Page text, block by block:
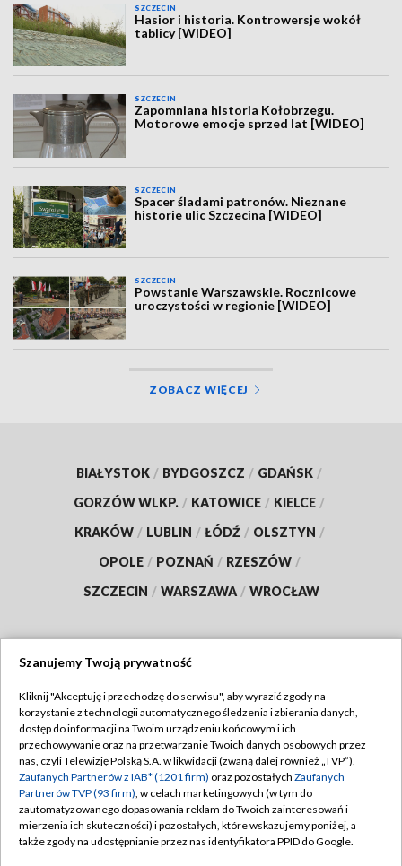
SZCZECIN
Hasior i historia. Kontrowersje wokół
tablicy [WIDEO]
SZCZECIN
Zapomniana historia Kołobrzegu.
Motorowe emocje sprzed lat [WIDEO]
SZCZECIN
Spacer śladami patronów. Nieznane
historie ulic Szczecina [WIDEO]
SZCZECIN
Powstanie Warszawskie. Rocznicowe
uroczystości w regionie [WIDEO]
ZOBACZ WIĘCEJ
BIAŁYSTOK / BYDGOSZCZ / GDAŃSK /
GORZÓW WLKP. / KATOWICE / KIELCE /
KRAKÓW / LUBLIN / ŁÓDŹ / OLSZTYN /
OPOLE / POZNAŃ / RZESZÓW /
SZCZECIN / WARSZAWA / WROCŁAW
TVP
Abonament TVP
Emisja w TVP
Centrum informacji TVP
Naziemna Telewizja Cyfrowa
Regulamin TVP
Polityka prywatności
Moje zgody
Pomoc
Szanujemy Twoją prywatność
Kliknij "Akceptuję i przechodzę do serwisu", aby wyrazić zgody na
korzystanie z technologii automatycznego śledzenia i zbierania danych,
dostęp do informacji na Twoim urządzeniu końcowym i ich
przechowywanie oraz na przetwarzanie Twoich danych osobowych przez
nas, czyli Telewizję Polską S.A. w likwidacji (zwaną dalej również „TVP”),
Zaufanych Partnerów z IAB* (1201 firm) oraz pozostałych Zaufanych
Partnerów TVP (93 firm), w celach marketingowych (w tym do
zautomatyzowanego dopasowania reklam do Twoich zainteresowań i
mierzenia ich skuteczności) i pozostałych, które wskazujemy poniżej, a
także zgody na udostępnianie przez nas identyfikatora PPID do Google.